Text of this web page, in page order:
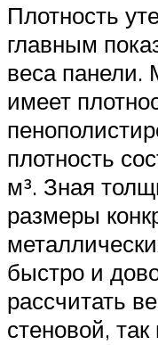
Плотность
главным
веса панели.
имеет
плотность
м³. Зная
размеры
быстро и
рассчитать
стеновой,